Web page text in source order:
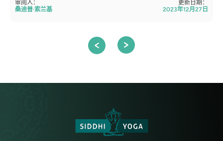
审阅人：
桑迪普·索兰基
更新日期：
2023年12月27日